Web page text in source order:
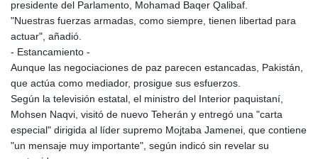
HUF
20546.50216
ILS 3.468101
IMP 0.857019
INR 110.072122
IQD
1509.468404
presidente del Parlamento, Mohamad Baqer Qalibaf.
"Nuestras fuerzas armadas, como siempre, tienen libertad para
actuar", añadió.
- Estancamiento -
Aunque las negociaciones de paz parecen estancadas, Pakistán,
que actúa como mediador, prosigue sus esfuerzos.
Según la televisión estatal, el ministro del Interior paquistaní,
Mohsen Naqvi, visitó de nuevo Teherán y entregó una "carta
especial" dirigida al líder supremo Mojtaba Jamenei, que contiene
"un mensaje muy importante", según indicó sin revelar su